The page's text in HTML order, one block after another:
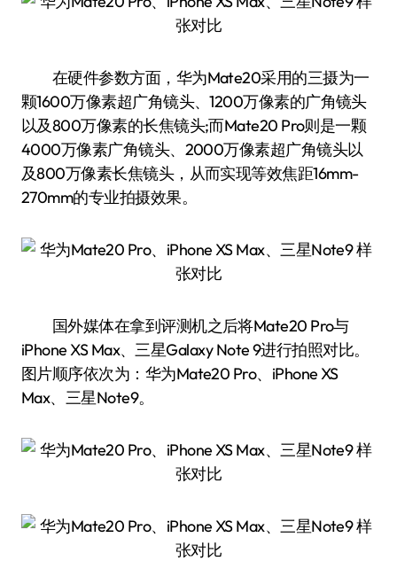
在硬件参数方面，华为Mate20采用的三摄为一
颗1600万像素超广角镜头、1200万像素的广角镜头
以及800万像素的长焦镜头;而Mate20 Pro则是一颗
4000万像素广角镜头、2000万像素超广角镜头以
及800万像素长焦镜头，从而实现等效焦距16mm-
270mm的专业拍摄效果。
国外媒体在拿到评测机之后将Mate20 Pro与
iPhone XS Max、三星Galaxy Note 9进行拍照对比。
图片顺序依次为：华为Mate20 Pro、iPhone XS
Max、三星Note9。